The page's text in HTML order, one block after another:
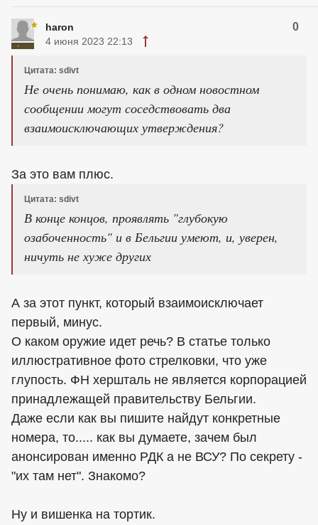
haron 0
4 июня 2023 22:13
Цитата: sdivt
Не очень понимаю, как в одном новостном
сообщении могут соседствовать два
взаимоисключающих утверждения?
За это вам плюс.
Цитата: sdivt
В конце концов, проявлять "глубокую
озабоченность" и в Бельгии умеют, и, уверен,
ничуть не хуже других
А за этот пункт, который взаимоисключает
первый, минус.
О каком оружие идет речь? В статье только
иллюстративное фото стрелковки, что уже
глупость. ФН хершталь не является корпорацией
принадлежащей правительству Бельгии.
Даже если как вы пишите найдут конкретные
номера, то..... как вы думаете, зачем был
анонсирован именно РДК а не ВСУ? По секрету -
"их там нет". Знакомо?
Ну и вишенка на тортик.